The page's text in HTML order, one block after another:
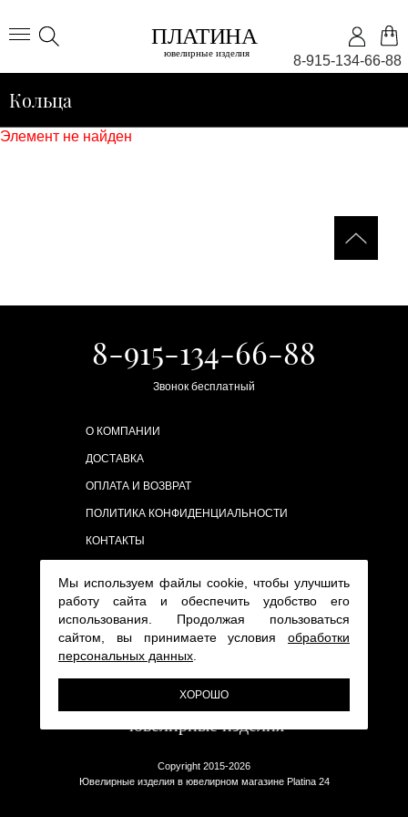
8-915-134-66-88
Кольца
Элемент не найден
8-915-134-66-88
Звонок бесплатный
О КОМПАНИИ
ДОСТАВКА
ОПЛАТА И ВОЗВРАТ
ПОЛИТИКА КОНФИДЕНЦИАЛЬНОСТИ
КОНТАКТЫ
Copyright 2015-2026
Ювелирные изделия в ювелирном магазине Platina 24
Мы используем файлы cookie, чтобы улучшить
работу сайта и обеспечить удобство его
использования. Продолжая пользоваться
сайтом, вы принимаете условия обработки
персональных данных
ХОРОШО